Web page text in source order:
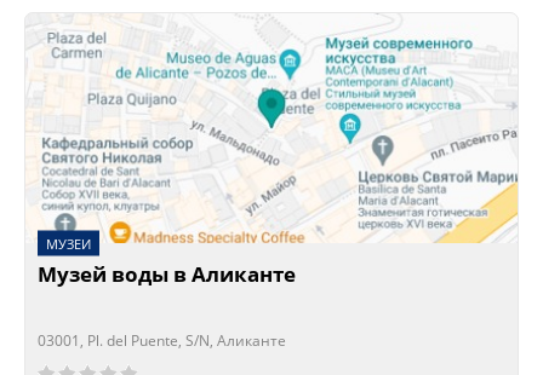
МУЗЕИ
Музей воды в Аликанте
03001, Pl. del Puente, S/N, Аликанте
Сейчас открыто!
Сейчас закрыто!